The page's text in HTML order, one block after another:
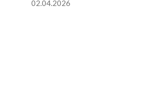
02.04.2026